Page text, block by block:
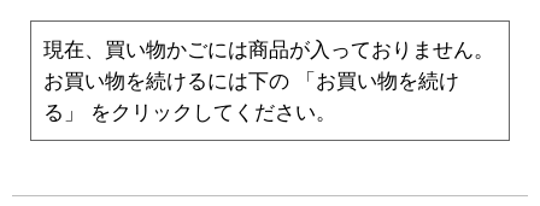
現在、買い物かごには商品が入っておりません。
お買い物を続けるには下の 「お買い物を続け
る」 をクリックしてください。